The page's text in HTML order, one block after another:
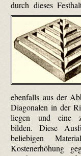
durch dieses
ebenfalls aus der
Diagonalen in der
liegen und eine
bilden. Diese
beliebigen
Kostenerhöhung